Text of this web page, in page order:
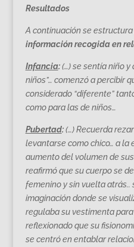
Resultados
A continuación se
información recogida en
Infancia:(…) se sentía niño y
niños”… comenzó a percibir
considerado “diferente”
como para las de niños…
Pubertad:(…) Recuerda
levantarse como chico… a la
aumento del volumen de
reafirmó que su cuerpo se
femenino y sin vuelta atrás..
imaginación donde se
regulaba su vestimenta
reflexionado que su
se centró en entablar